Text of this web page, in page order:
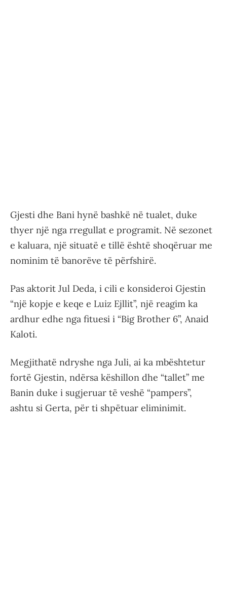
Gjesti dhe Bani hynë bashkë në tualet, duke
thyer një nga rregullat e programit. Në sezonet
e kaluara, një situatë e tillë është shoqëruar me
nominim të banorëve të përfshirë.
Pas aktorit Jul Deda, i cili e konsideroi Gjestin
“një kopje e keqe e Luiz Ejllit”, një reagim ka
ardhur edhe nga fituesi i “Big Brother 6”, Anaid
Kaloti.
Megjithatë ndryshe nga Juli, ai ka mbështetur
fortë Gjestin, ndërsa këshillon dhe “tallet” me
Banin duke i sugjeruar të veshë “pampers”,
ashtu si Gerta, për ti shpëtuar eliminimit.